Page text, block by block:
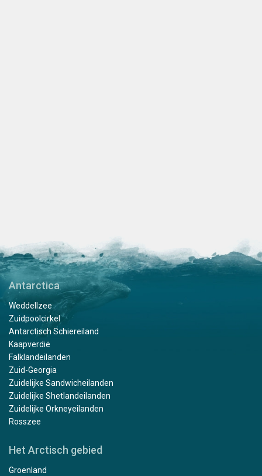
Antarctica
Weddellzee
Zuidpoolcirkel
Antarctisch Schiereiland
Kaapverdië
Falklandeilanden
Zuid-Georgia
Zuidelijke Sandwicheilanden
Zuidelijke Shetlandeilanden
Zuidelijke Orkneyeilanden
Rosszee
Het Arctisch gebied
Groenland